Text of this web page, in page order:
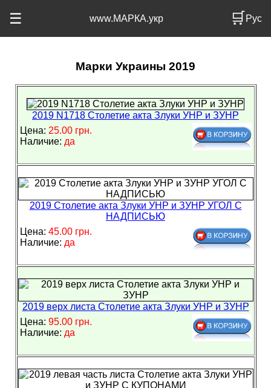
☰ www.МАРКА.укр 🛒Рус
Марки Украины 2019
2019 N1718 Столетие акта Злуки УНР и ЗУНР
Цена: 25.00 грн.
Наличие: да
2019 Столетие акта Злуки УНР и ЗУНР УГОЛ С
НАДПИСЬЮ
Цена: 45.00 грн.
Наличие: да
2019 верх листа Столетие акта Злуки УНР и ЗУНР
Цена: 95.00 грн.
Наличие: да